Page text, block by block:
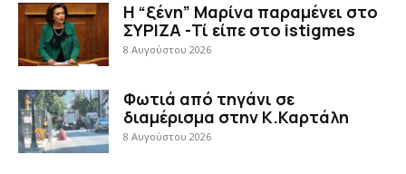
Η “ξένη” Μαρίνα παραμένει στο
ΣΥΡΙΖΑ -Τί είπε στο istigmes
8 Αυγούστου 2026
Φωτιά από τηγάνι σε
διαμέρισμα στην Κ.Καρτάλη
8 Αυγούστου 2026